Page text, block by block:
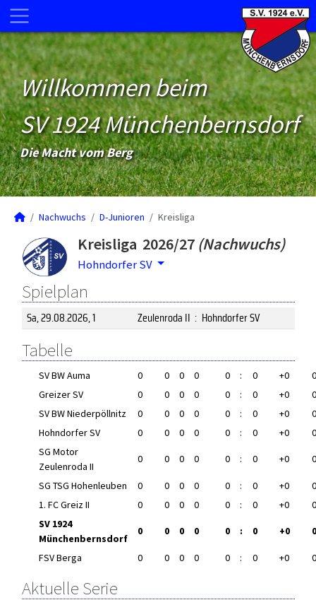
Willkommen beim
SV 1924 Münchenbernsdorf
Die Macht vom Berg
Nachwuchs D-Junioren Kreisliga
Kreisliga 2026/27 (Nachwuchs)
Hohndorfer SV
Spielplan
Sa, 29.08.2026, 1 Zeulenroda II : Hohndorfer SV
Tabelle
SV BW Auma 0 0 0 0 0 : 0 +0
0
Greizer SV
0 0 0 0 0 : 0 +0
0
SV BW Niederpöllnitz
0 0 0 0 0 : 0 +0
0
Hohndorfer SV
0 0 0 0 0 : 0 +0
0
SG Motor
Zeulenroda II
0 0 0 0 0 : 0 +0 0
SG TSG Hohenleuben 0 0 0 0 0 : 0 +0
0
1. FC Greiz II
0 0 0 0 0 : 0 +0
0
SV 1924
Münchenbernsdorf
0 0 0 0 0 : 0 +0 0
FSV Berga 0 0 0 0 0 : 0 +0 0
Aktuelle Serie